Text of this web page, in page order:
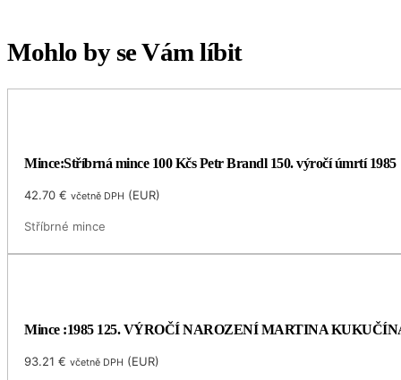
Mohlo by se Vám líbit
Mince:Stříbrná mince 100 Kčs Petr Brandl 150. výročí úmrtí 1985
42.70€ včetně DPH (EUR)
Stříbrné mince
Mince :1985 125. VÝROČÍ NAROZENÍ MARTINA
93.21€ včetně DPH (EUR)